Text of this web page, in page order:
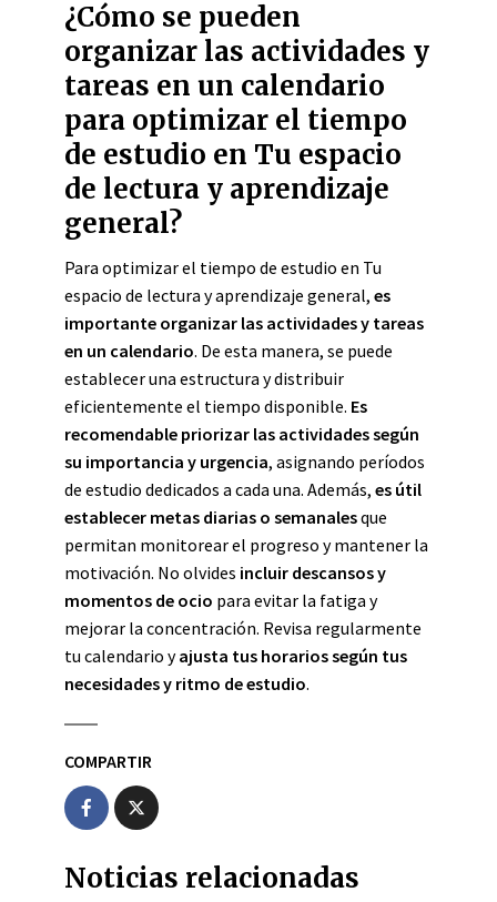
¿Cómo se pueden
organizar las actividades y
tareas en un calendario
para optimizar el tiempo
de estudio en Tu espacio
de lectura y aprendizaje
general?
Para optimizar el tiempo de estudio en Tu
espacio de lectura y aprendizaje general, es
importante organizar las actividades y tareas
en un calendario. De esta manera, se puede
establecer una estructura y distribuir
eficientemente el tiempo disponible. Es
recomendable priorizar las actividades según
su importancia y urgencia, asignando períodos
de estudio dedicados a cada una. Además, es útil
establecer metas diarias o semanalesque
permitan monitorear el progreso y mantener la
motivación. No olvides incluir descansos y
momentos de ocio para evitar la fatiga y
mejorar la concentración. Revisa regularmente
tu calendario yajusta tus horarios según tus
necesidades y ritmo de estudio.
COMPARTIR
Noticias relacionadas